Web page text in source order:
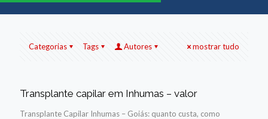
Categorias Tags Autores mostrar tudo
Transplante capilar em Inhumas – valor
Transplante Capilar Inhumas – Goiás: quanto custa, como